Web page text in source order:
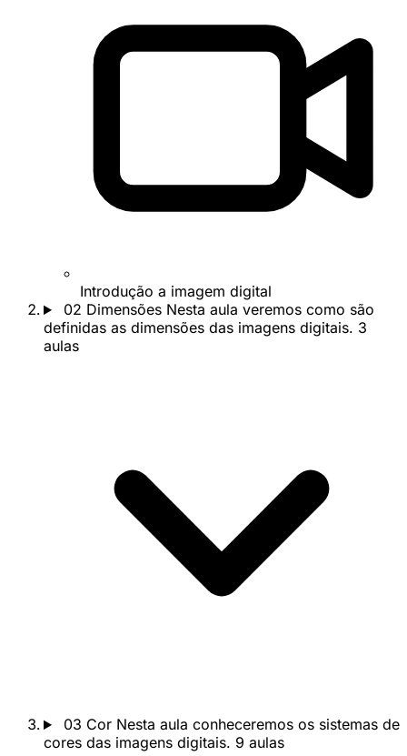
Introdução a imagem digital
02 Dimensões Nesta aula veremos como são
definidas as dimensões das imagens digitais. 3
aulas
03 Cor Nesta aula conheceremos os sistemas de
cores das imagens digitais. 9 aulas